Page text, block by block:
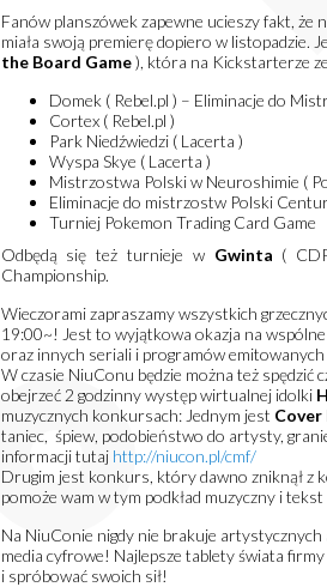
Fanów planszówek zapewne ucieszy fakt, że
miała swoją premierę dopiero w listopadzie.
the Board Game), która na Kickstarterze
Domek ( Rebel.pl ) – Eliminacje do
Cortex ( Rebel.pl )
Park Niedźwiedzi ( Lacerta )
Wyspa Skye ( Lacerta )
Mistrzostwa Polski w Neuroshimie (
Eliminacje do mistrzostw Polski
Turniej Pokemon Trading Card Game
Odbędą się też turnieje w Gwinta (
Championship.
Wieczorami zapraszamy wszystkich
19:00~! Jest to wyjątkowa okazja na
oraz innych seriali i programów
W czasie NiuConu będzie można też
obejrzeć 2 godzinny występ wirtualnej idolki
muzycznych konkursach: Jednym jest Cover
taniec, śpiew, podobieństwo do artysty,
informacji tutaj http://niucon.pl/cmf/
Drugim jest konkurs, który dawno zniknął z
pomoże wam w tym podkład muzyczny i
Na NiuConie nigdy nie brakuje
media cyfrowe! Najlepsze tablety świata firmy
i spróbować swoich sił!